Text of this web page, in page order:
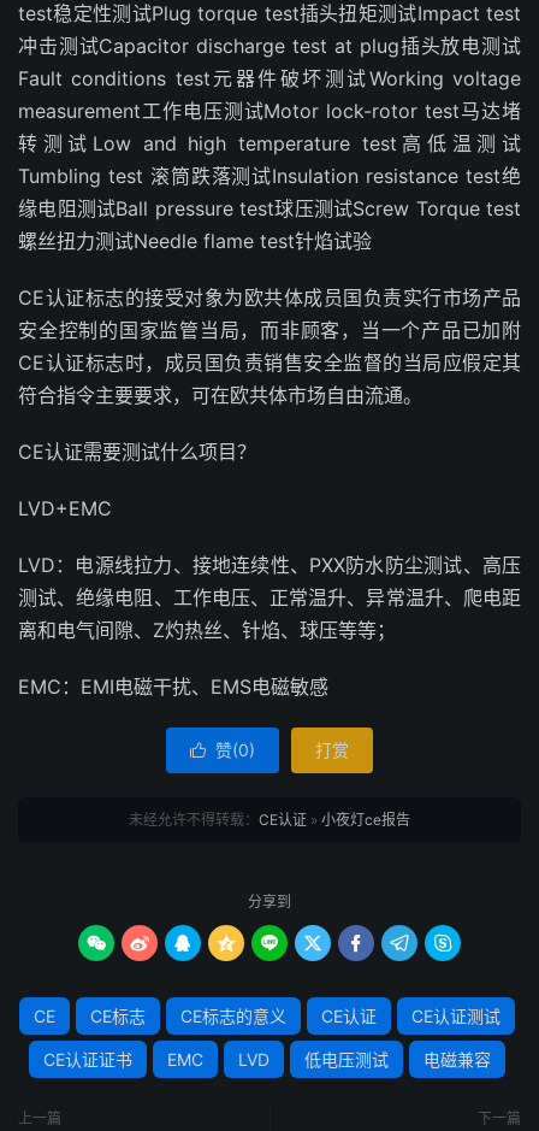
test稳定性测试Plug torque test插头扭矩测试Impact test
冲击测试Capacitor discharge test at plug插头放电测试
Fault conditions test元器件破坏测试Working voltage
measurement工作电压测试Motor lock-rotor test马达堵
转测试Low and high temperature test高低温测试
Tumbling test 滚筒跌落测试Insulation resistance test绝
缘电阻测试Ball pressure test球压测试Screw Torque test
螺丝扭力测试Needle flame test针焰试验
CE认证标志的接受对象为欧共体成员国负责实行市场产品
安全控制的国家监管当局，而非顾客，当一个产品已加附
CE认证标志时，成员国负责销售安全监督的当局应假定其
符合指令主要要求，可在欧共体市场自由流通。
CE认证需要测试什么项目？
LVD+EMC
LVD：电源线拉力、接地连续性、PXX防水防尘测试、高压
测试、绝缘电阻、工作电压、正常温升、异常温升、爬电距
离和电气间隙、Z灼热丝、针焰、球压等等；
EMC：EMI电磁干扰、EMS电磁敏感
 赞(0) 打赏
未经允许不得转载： CE认证 » 小夜灯ce报告
分享到
        
CE CE标志 CE标志的意义 CE认证 CE认证测试
CE认证证书 EMC LVD 低电压测试 电磁兼容
上一篇 下一篇